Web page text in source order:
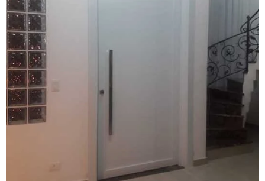
Esquadrias acústicas
Esquadrias acústicas de alumínio
Esquadrias de alto padrão
Esquadrias alumínio acústicas
Esquadrias de alumínio alto padrão
Esquadrias de alumínio isolamento acústico